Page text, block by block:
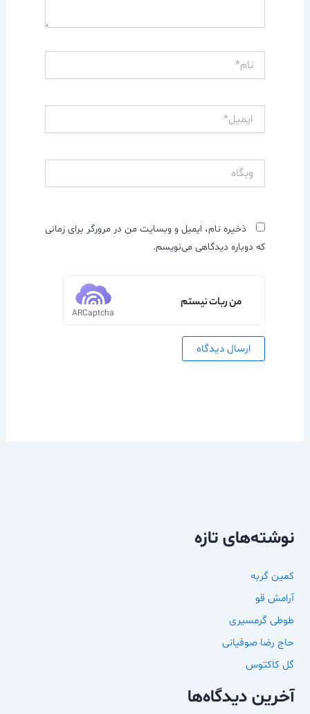
ذخیره نام، ایمیل و وبسایت من در مرورگر برای زمانی
که دوباره دیدگاهی می‌نویسم.
من ربات نیستم
ARCaptcha
نوشته‌های تازه
کمین گربه
آرامش قو
طوطی گرمسیری
حاج رضا صوفیانی
گل کاکتوس
آخرین دیدگاه‌ها